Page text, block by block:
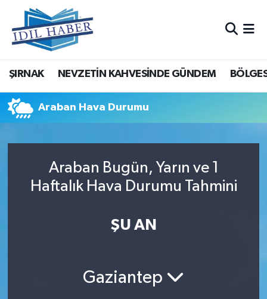
ŞIRNAK NEVZETİN KAHVESİNDE GÜNDEM
Araban Hava Durumu
Araban Bugün, Yarın ve 1
Haftalık Hava Durumu Tahmini
ŞU AN
Gaziantep
Nöbetçi Eczaneler
Hava Durumu
Trafik Durumu
Tüm Manşetler